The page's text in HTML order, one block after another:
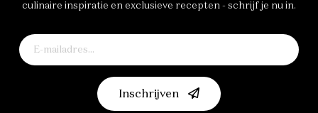
culinaire inspiratie en exclusieve recepten - schrijf je nu in.
Inschrijven